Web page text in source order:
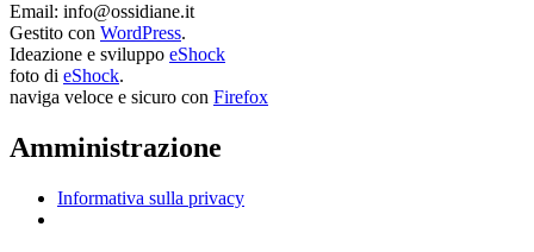
Email: info@ossidiane.it
Gestito con WordPress.
Ideazione e sviluppo eShock
foto di eShock.
naviga veloce e sicuro con Firefox
Amministrazione
Informativa sulla privacy